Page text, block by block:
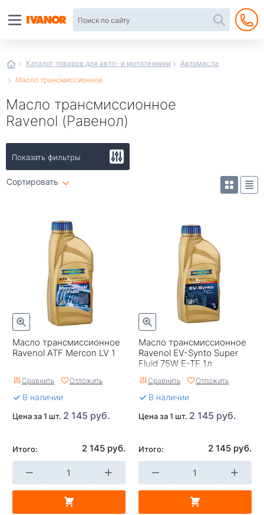
Каталог товаров для авто- и мототехники
Автомасла
Масло трансмиссионное
Масло трансмиссионное
Ravenol (Равенол)
Показать фильтры
Сортировать
Масло трансмиссионное
Ravenol ATF Mercon LV 1
Сравнить Отложить
В наличии
Цена за 1 шт. 2 145 руб.
Итого: 2 145 руб.
Масло трансмиссионное
Ravenol EV-Synto Super
Fluid 75W E-TF 1л
Сравнить Отложить
В наличии
Цена за 1 шт. 2 145 руб.
Итого: 2 145 руб.
интернет-